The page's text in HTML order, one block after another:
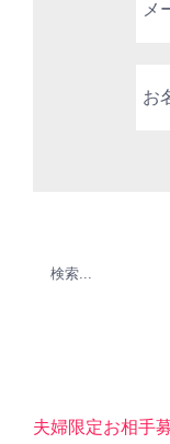
夫婦限定お相手